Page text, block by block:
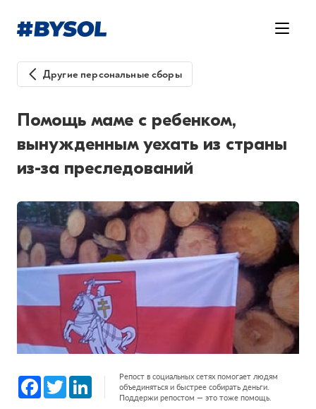
Другие персональные сборы
Помощь маме с ребенком,
вынужденным уехать из страны
из-за преследований
Facebook
Twitter LinkedInРепост в социальных сетях помогает людям
объединяться и быстрее собирать деньги.
Поддержи репостом — это тоже помощь.